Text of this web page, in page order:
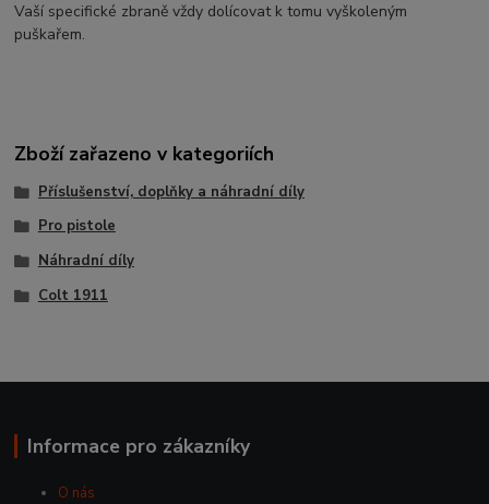
Vaší specifické zbraně vždy dolícovat k tomu vyškoleným
puškařem.
Zboží zařazeno v kategoriích
Příslušenství, doplňky a náhradní díly
Pro pistole
Náhradní díly
Colt 1911
Informace pro zákazníky
O nás